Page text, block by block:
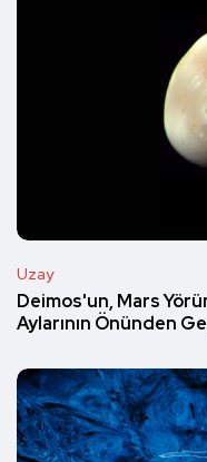
Uzay
Deimos'un, Mars
Aylarının Önünden